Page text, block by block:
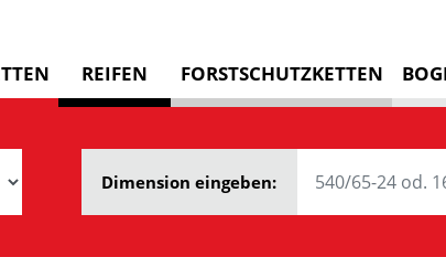
REIFEN FORSTSCHUTZKETTEN
Dimension eingeben: